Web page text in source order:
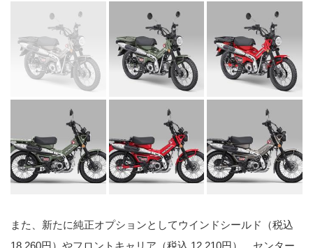
また、新たに純正オプションとしてウインドシールド（税込
18,260円）やフロントキャリア（税込 12,210円）、センター